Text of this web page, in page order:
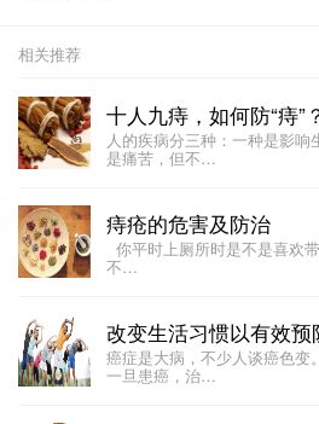
相关推荐
十人九痔，如何防“痔”
人的疾病分三种：一种是影
是痛苦，但不…
痔疮的危害及防治
你平时上厕所时是不是喜欢
不…
改变生活习惯以有效预
癌症是大病，不少人谈癌色变
一旦患癌，治…